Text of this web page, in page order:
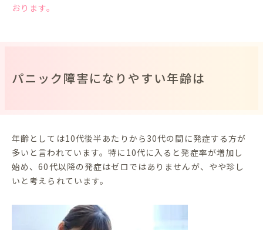
おります。
パニック障害になりやすい年齢は
年齢としては10代後半あたりから30代の間に発症する方が
多いと言われています。特に10代に入ると発症率が増加し
始め、60代以降の発症はゼロではありませんが、やや珍し
いと考えられています。